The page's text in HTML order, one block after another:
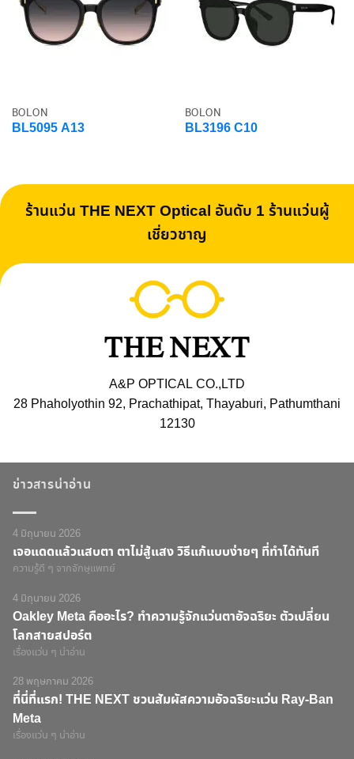
BOLON
BL5095 A13
BOLON
BL3196 C10
ร้านแว่น THE NEXT Optical อันดับ 1 ร้านแว่นผู้
เชี่ยวชาญ
A&P OPTICAL CO.,LTD
28 Phaholyothin 92, Prachathipat, Thayaburi, Pathumthani
12130
ข่าวสารน่าอ่าน
4 มิถุนายน 2026
เจอแดดแล้วแสบตา ตาไม่สู้แสง วิธีแก้แบบง่ายๆ ที่ทำได้ทันที
ความรู้ดี ๆ จากจักษุแพทย์
4 มิถุนายน 2026
Oakley Meta คืออะไร? ทำความรู้จักแว่นตาอัจฉริยะ ตัวเปลี่ยน
โลกสายสปอร์ต
เรื่องแว่น ๆ น่าอ่าน
28 พฤษภาคม 2026
ที่นี่ที่แรก! THE NEXT ชวนสัมผัสความอัจฉริยะแว่น Ray-Ban
Meta
เรื่องแว่น ๆ น่าอ่าน